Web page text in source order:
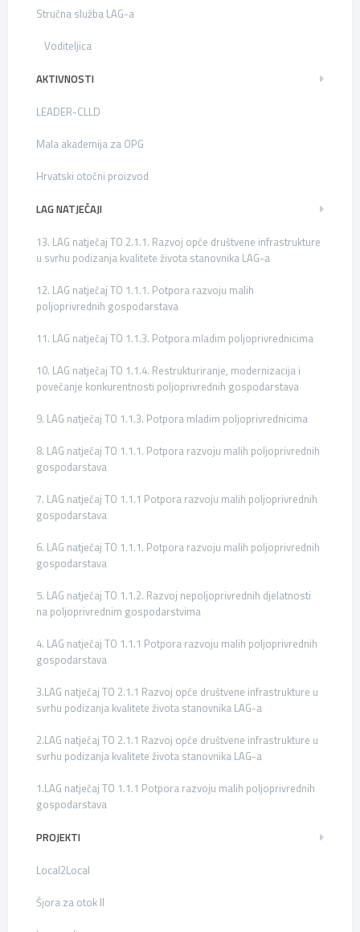
Stručna služba LAG-a
Voditeljica
AKTIVNOSTI
LEADER-CLLD
Mala akademija za OPG
Hrvatski otočni proizvod
LAG NATJEČAJI
13. LAG natječaj TO 2.1.1. Razvoj opće društvene infrastrukture
u svrhu podizanja kvalitete života stanovnika LAG-a
12. LAG natječaj TO 1.1.1. Potpora razvoju malih
poljoprivrednih gospodarstava
11. LAG natječaj TO 1.1.3. Potpora mladim poljoprivrednicima
10. LAG natječaj TO 1.1.4. Restrukturiranje, modernizacija i
povećanje konkurentnosti poljoprivrednih gospodarstava
9. LAG natječaj TO 1.1.3. Potpora mladim poljoprivrednicima
8. LAG natječaj TO 1.1.1. Potpora razvoju malih poljoprivrednih
gospodarstava
7. LAG natječaj TO 1.1.1 Potpora razvoju malih poljoprivrednih
gospodarstava
6. LAG natječaj TO 1.1.1. Potpora razvoju malih poljoprivrednih
gospodarstava
5. LAG natječaj TO 1.1.2. Razvoj nepoljoprivrednih djelatnosti
na poljoprivrednim gospodarstvima
4. LAG natječaj TO 1.1.1 Potpora razvoju malih poljoprivrednih
gospodarstava
3.LAG natječaj TO 2.1.1 Razvoj opće društvene infrastrukture u
svrhu podizanja kvalitete života stanovnika LAG-a
2.LAG natječaj TO 2.1.1 Razvoj opće društvene infrastrukture u
svrhu podizanja kvalitete života stanovnika LAG-a
1.LAG natječaj TO 1.1.1 Potpora razvoju malih poljoprivrednih
gospodarstava
PROJEKTI
Local2Local
Šjora za otok II